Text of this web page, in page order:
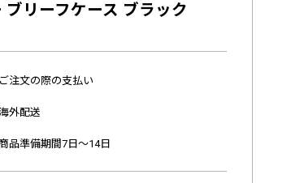
ブリーフケース ブラック
ご注文の際の支払い
外配送
商品準備期間7日～14日